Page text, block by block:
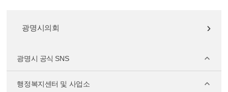
광명시의회
광명시 공식 SNS
행정복지센터 및 사업소